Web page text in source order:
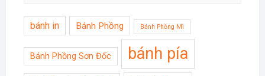
bánh in Bánh Phồng Bánh Phồng Mì
Bánh Phồng Sơn Đốc bánh pía